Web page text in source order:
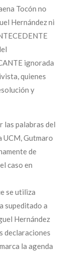
Tocón no
Hernández ni
ignorada
quienes
y
las palabras del
Gutmaro
de
caso en
se utiliza
supeditado a
Hernández
declaraciones
la agenda